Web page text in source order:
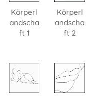
Körperl
andscha
ft 1
Körperl
andscha
ft 2